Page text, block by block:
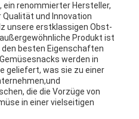
ein renommierter Hersteller,
und Innovation
unsere erstklassigen Obst-
Produkt ist
besten Eigenschaften
werden in
geliefert, was sie zu einer
die die Vorzüge von
in einer vielseitigen